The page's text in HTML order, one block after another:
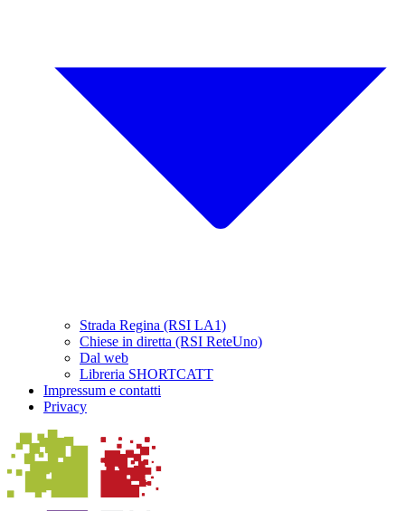
Strada Regina (RSI LA1)
Chiese in diretta (RSI ReteUno)
Dal web
Libreria SHORTCATT
Impressum e contatti
Privacy